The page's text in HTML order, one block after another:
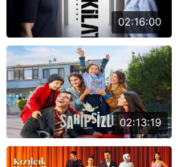
02:16:00
02:13:19